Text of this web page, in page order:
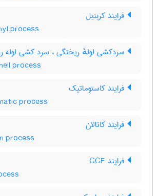
فرایند کربنیل
process
سردکشی لولهٔ ریختگی ، سرد کشی لوله
process
فرایند کاستوماتیک
process
فرایند کاتالان
process
فرایند CCF